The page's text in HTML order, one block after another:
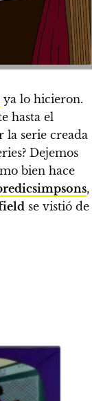
ya lo hicieron.
hasta el
la serie creada
Dejemos
bien hace
,
se vistió de